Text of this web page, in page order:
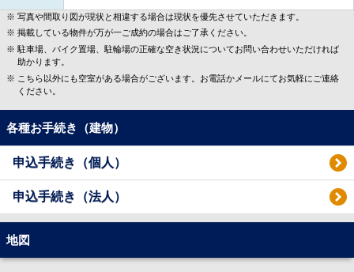
写真や間取り図が現状と相違する場合は現状を優先させていただきます。
掲載している物件が万が一ご成約の場合はご了承ください。
駐車場、バイク置場、駐輪場の正確な空き状況についてお問い合わせいただければ
助かります。
こちら以外にも空室がある場合がございます。お電話かメールにてお気軽にご連絡
ください。
各種お手続き（建物）
申込手続き（個人）
申込手続き（法人）
地図